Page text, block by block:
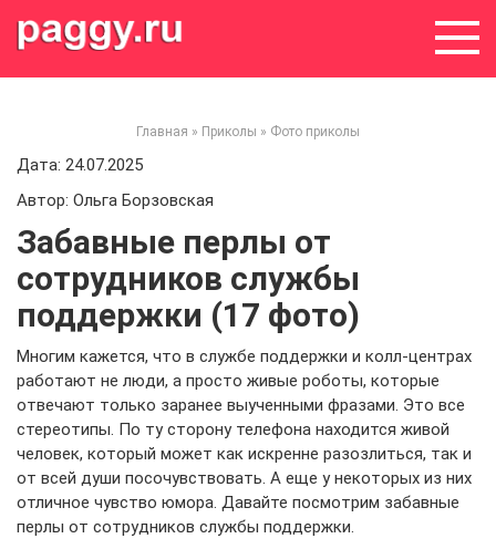
Главная » Приколы » Фото приколы
Дата: 24.07.2025
Автор: Ольга Борзовская
Забавные перлы от
сотрудников службы
поддержки (17 фото)
Многим кажется, что в службе поддержки и колл-центрах
работают не люди, а просто живые роботы, которые
отвечают только заранее выученными фразами. Это все
стереотипы. По ту сторону телефона находится живой
человек, который может как искренне разозлиться, так и
от всей души посочувствовать. А еще у некоторых из них
отличное чувство юмора. Давайте посмотрим забавные
перлы от сотрудников службы поддержки.